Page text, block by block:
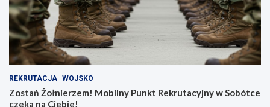
REKRUTACJA WOJSKO
Zostań Żołnierzem! Mobilny Punkt Rekrutacyjny w Sobótce
czeka na Ciebie!